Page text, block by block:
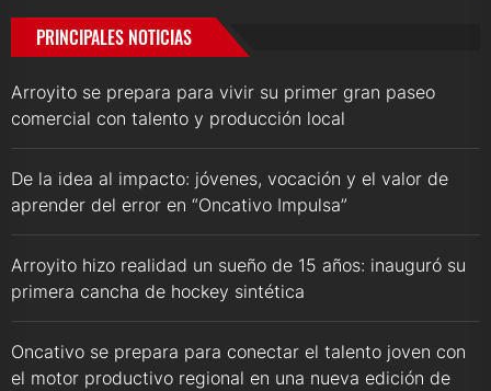
PRINCIPALES NOTICIAS
Arroyito se prepara para vivir su primer gran paseo
comercial con talento y producción local
De la idea al impacto: jóvenes, vocación y el valor de
aprender del error en “Oncativo Impulsa”
Arroyito hizo realidad un sueño de 15 años: inauguró su
primera cancha de hockey sintética
Oncativo se prepara para conectar el talento joven con
el motor productivo regional en una nueva edición de